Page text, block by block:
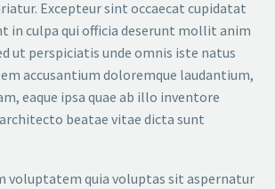
Excepteur sint occaecat cupidatat
in culpa qui officia deserunt mollit anim
ut perspiciatis unde omnis iste natus
accusantium doloremque laudantium,
eaque ipsa quae ab illo inventore
beatae vitae dicta sunt
voluptatem quia voluptas sit aspernatur